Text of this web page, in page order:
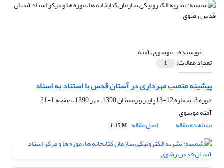
نویسنده =موسوی، آمنه
تعداد مقالات: 1
پیشینه منصب مهرداری در آستان قدس با استناد به اسناد
دوره 3، شماره 12-13 پاییز و زمستان 1390، مهر 1390، صفحه
1-21
آمنه موسوی
مشاهده مقاله
اصل مقاله 1.15 M